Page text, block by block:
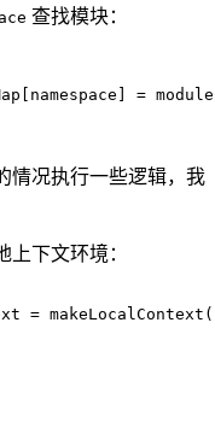
查找模块：
[namespace] = module
情况执行一些逻辑，我
下文环境：
= makeLocalContext